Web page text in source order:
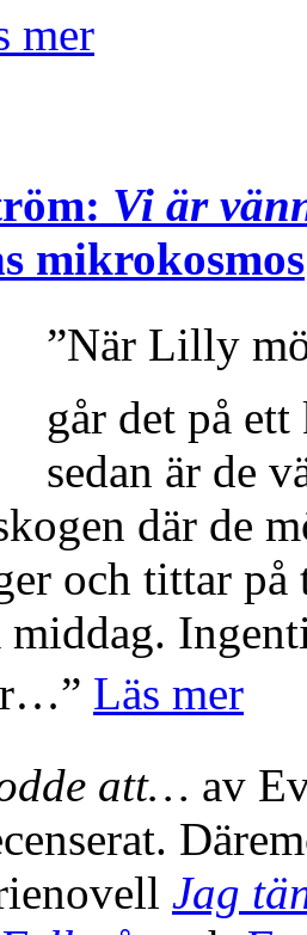
mer
Vi är
mikrokosmos
”När Lilly
går det på
sedan är de
där de
och tittar på
middag.
Läs mer
att… av
Jag